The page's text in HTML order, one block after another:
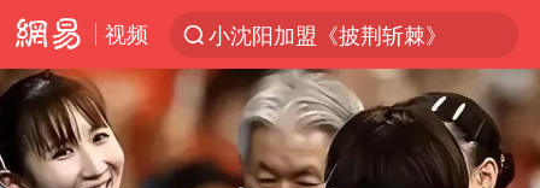
视频
小沈阳加盟《披荆斩棘》
台风“白海豚”登陆 各地各部门全力应对
白海豚雨量超越利奇马、巴威
人形机器人第一股